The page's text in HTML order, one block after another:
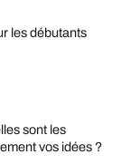
les débutants
sont les
vos idées ?